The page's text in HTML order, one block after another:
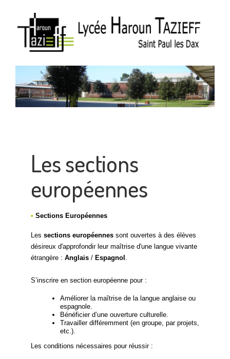
Les sections
européennes
• Sections Européennes
Les sections européennes sont ouvertes à des élèves
désireux d'approfondir leur maîtrise d'une langue vivante
étrangère : Anglais / Espagnol
S’inscrire en section européenne pour :
Améliorer la maîtrise de la langue anglaise ou
espagnole.
Bénéficier d’une ouverture culturelle.
Travailler différemment (en groupe, par projets,
etc.).
Les conditions nécessaires pour réussir :